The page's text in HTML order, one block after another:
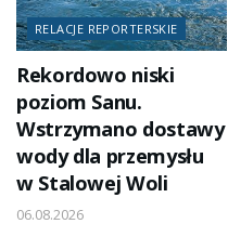
RELACJE REPORTERSKIE
Rekordowo niski
poziom Sanu.
Wstrzymano dostawy
wody dla przemysłu
w Stalowej Woli
06.08.2026